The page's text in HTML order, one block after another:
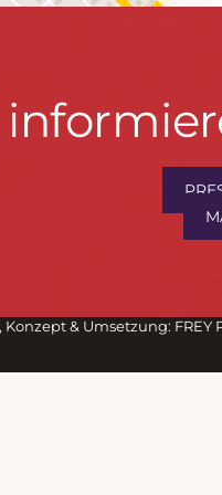
Konzept & Umsetzung: FREY